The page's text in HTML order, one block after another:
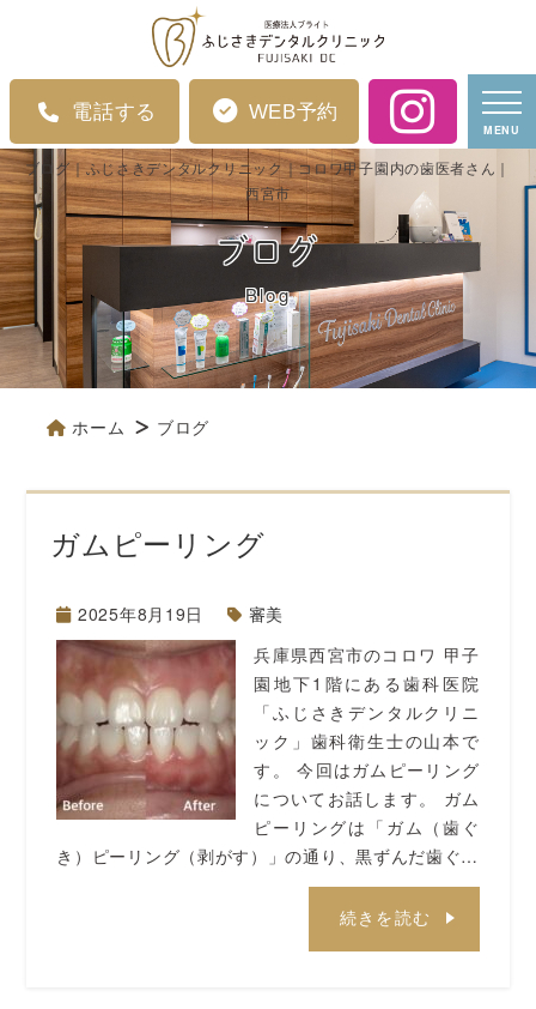
電話する WEB予約
MENU
ブログ
Blog
ブログ｜ふじさきデンタルクリニック｜コロワ甲子園内の歯医者さん｜
西宮市
ホーム ブログ
ガムピーリング
2025年8月19日
審美
兵庫県西宮市のコロワ 甲子
園地下1階にある歯科医院
「ふじさきデンタルクリニ
ック」歯科衛生士の山本で
す。 今回はガムピーリング
についてお話します。 ガム
ピーリングは「ガム（歯ぐ
き）ピーリング（剥がす）」の通り、黒ずんだ歯ぐ…
続きを読む